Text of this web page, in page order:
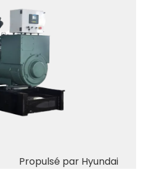
Propulsé par Hyundai